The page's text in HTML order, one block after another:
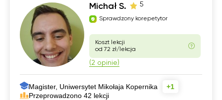
Michał S. 5
Sprawdzony korepetytor
Koszt lekcji
od 72 zł/lekcja
(2 opinie)
Magister, Uniwersytet Mikołaja Kopernika
+1
Przeprowadzono 42 lekcji